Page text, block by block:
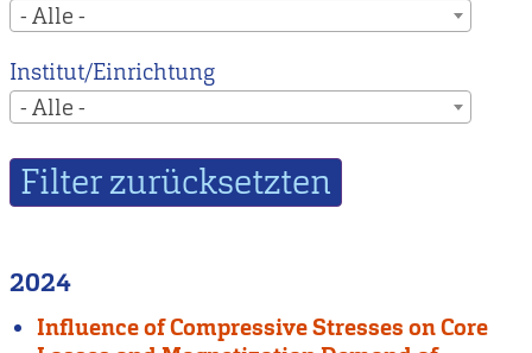
- Alle -
Institut/Einrichtung
- Alle -
2024
Influence of Compressive Stresses on Core